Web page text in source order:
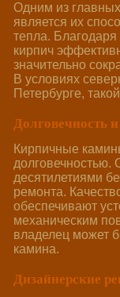
Одним из
является их
тепла.
кирпич
значительно
В условиях
Петербурге,
Долговечность
Кирпичные
долговечностью.
десятилетиями
ремонта.
обеспечивают
механическим
владелец может
камина.
Дизайнерские